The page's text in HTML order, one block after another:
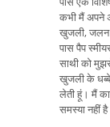
कभी मैं अपने
खुजली, जलन
पास पैप
साथी को
खुजली के धब्बे
लेती हूं। मैं
समस्या नहीं